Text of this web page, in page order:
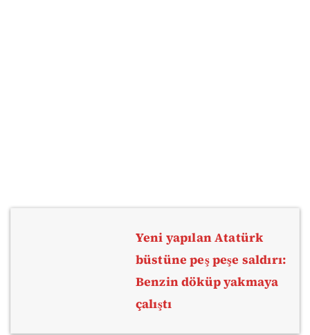
Yeni yapılan Atatürk
büstüne peş peşe saldırı:
Benzin döküp yakmaya
çalıştı